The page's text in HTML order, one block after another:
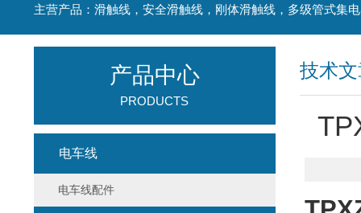
技术
产品中心
PRODUCTS
电车线
电车线配件